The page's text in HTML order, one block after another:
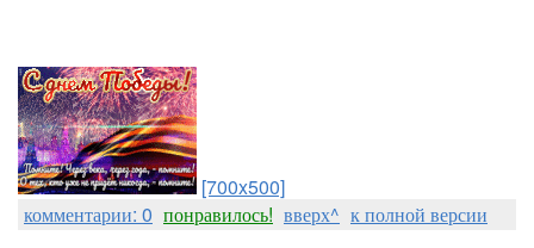
[700x500]
комментарии: 0 понравилось! вверх^ к полной версии